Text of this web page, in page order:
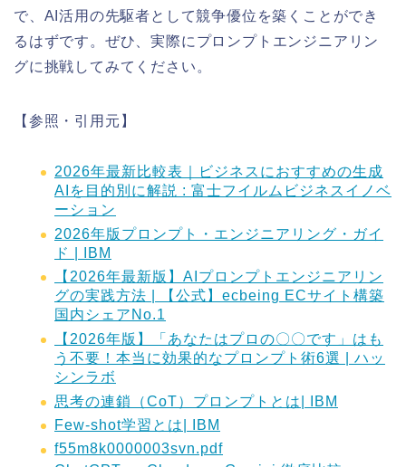
で、AI活用の先駆者として競争優位を築くことができ
るはずです。ぜひ、実際にプロンプトエンジニアリン
グに挑戦してみてください。
【参照・引用元】
2026年最新比較表｜ビジネスにおすすめの生成
AIを目的別に解説 : 富士フイルムビジネスイノベ
ーション
2026年版プロンプト・エンジニアリング・ガイ
ド | IBM
【2026年最新版】AIプロンプトエンジニアリン
グの実践方法 | 【公式】ecbeing ECサイト構築
国内シェアNo.1
【2026年版】「あなたはプロの〇〇です」はも
う不要！本当に効果的なプロンプト術6選 | ハッ
シンラボ
思考の連鎖（CoT）プロンプトとは| IBM
Few-shot学習とは| IBM
f55m8k0000003svn.pdf